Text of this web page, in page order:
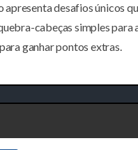
desafios únicos
cabeças simples para
ganhar pontos extras.